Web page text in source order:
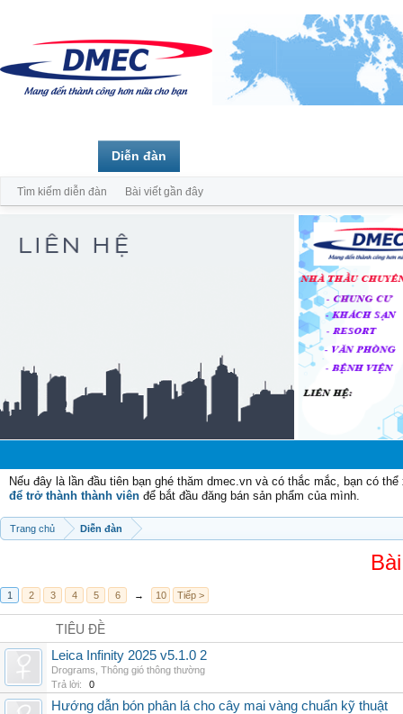
Nếu đây là lần đầu tiên bạn ghé thăm dmec.vn và có thắc mắc, bạn có
để trở thành thành viên để bắt đầu đăng bán sản phẩm của mình.
Trang chủ Diễn đàn
1 2 3 4 5 6 → 10 Tiếp >
TIÊU ĐỀ
Leica Infinity 2025 v5.1.0 2
Drograms Thông gió thông thường
Trả lời:
0
Hướng dẫn bón phân lá cho cây mai vàng chuẩn kỹ thuật
Diễn đàn
Tìm kiếm diễn đàn Bài viết gần đây